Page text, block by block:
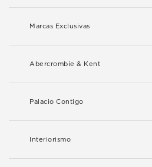
Marcas Exclusivas
Abercrombie & Kent
Palacio Contigo
Interiorismo